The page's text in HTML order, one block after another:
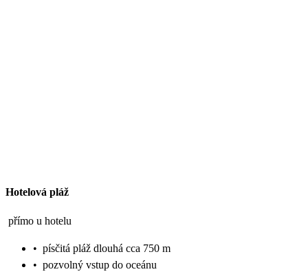
Hotelová pláž
přímo u hotelu
• písčitá pláž dlouhá cca 750 m
• pozvolný vstup do oceánu